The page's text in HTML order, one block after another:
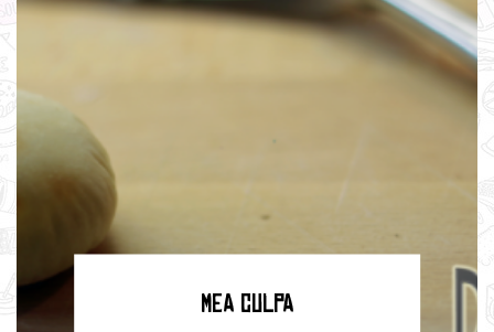
MEA CULPA